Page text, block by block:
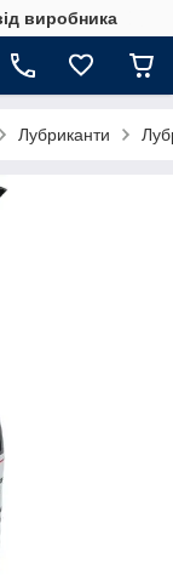
виробника
Лубриканти